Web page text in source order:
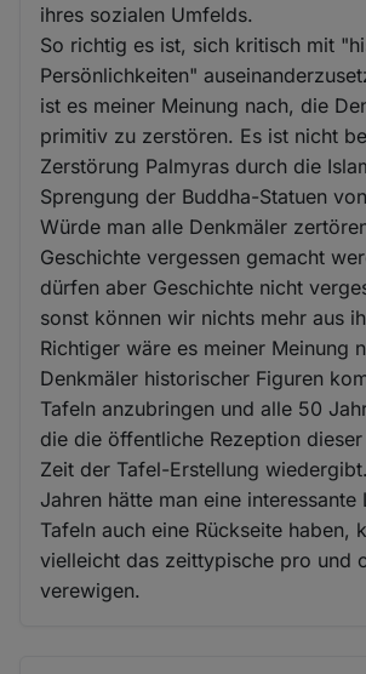
ihres sozialen Umfelds.
So richtig es ist, sich kritisch mit
Persönlichkeiten"
ist es meiner Meinung nach, die
primitiv zu zerstören. Es ist nicht
Zerstörung Palmyras durch die
Sprengung der Buddha-Statuen
Würde man alle Denkmäler
Geschichte vergessen gemacht
dürfen aber Geschichte nicht
sonst können wir nichts mehr aus
Richtiger wäre es meiner Meinung
Denkmäler historischer Figuren
Tafeln anzubringen und alle 50
die die öffentliche Rezeption
Zeit der Tafel-Erstellung
Jahren hätte man eine interessante
Tafeln auch eine Rückseite haben,
vielleicht das zeittypische pro und
verewigen.